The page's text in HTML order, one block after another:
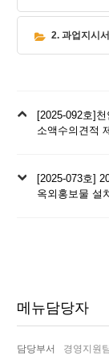
2. 과업지시
이
전
[2025-092호]
소액수의견적
다
음
[2025-073호]
옥외홍보물 설
메뉴담당자
담당부서 경영지원팀